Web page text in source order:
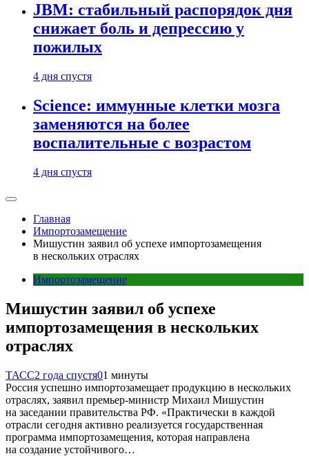
JBM: стабильный распорядок дня
снижает боль и депрессию у
пожилых
4 дня спустя
Science: иммунные клетки мозга
заменяются на более
воспалительные с возрастом
4 дня спустя
Главная
Импортозамещение
Мишустин заявил об успехе импортозамещения
в нескольких отраслях
Импортозамещение
Мишустин заявил об успехе
импортозамещения в нескольких
отраслях
ТАСС2 года спустя01 минуты
Россия успешно импортозамещает продукцию в нескольких
отраслях, заявил премьер-министр Михаил Мишустин
на заседании правительства РФ. «Практически в каждой
отрасли сегодня активно реализуется государственная
программа импортозамещения, которая направлена
на создание устойчивого…